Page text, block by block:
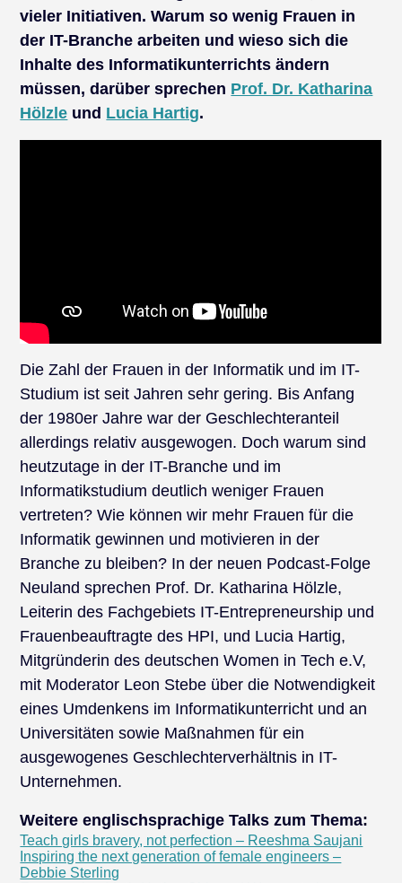
vieler Initiativen. Warum so wenig Frauen in
der IT-Branche arbeiten und wieso sich die
Inhalte des Informatikunterrichts ändern
müssen, darüber sprechen Prof. Dr. Katharina
Hölzle und Lucia Hartig.
Die Zahl der Frauen in der Informatik und im IT-
Studium ist seit Jahren sehr gering. Bis Anfang
der 1980er Jahre war der Geschlechteranteil
allerdings relativ ausgewogen. Doch warum sind
heutzutage in der IT-Branche und im
Informatikstudium deutlich weniger Frauen
vertreten? Wie können wir mehr Frauen für die
Informatik gewinnen und motivieren in der
Branche zu bleiben? In der neuen Podcast-Folge
Neuland sprechen Prof. Dr. Katharina Hölzle,
Leiterin des Fachgebiets IT-Entrepreneurship und
Frauenbeauftragte des HPI, und Lucia Hartig,
Mitgründerin des deutschen Women in Tech e.V,
mit Moderator Leon Stebe über die Notwendigkeit
eines Umdenkens im Informatikunterricht und an
Universitäten sowie Maßnahmen für ein
ausgewogenes Geschlechterverhältnis in IT-
Unternehmen.
Weitere englischsprachige Talks zum Thema:
Teach girls bravery, not perfection – Reeshma Saujani
Inspiring the next generation of female engineers –
Debbie Sterling